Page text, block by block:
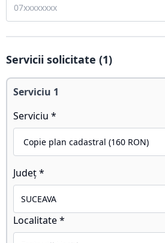
Servicii solicitate (1)
Serviciu 1
Serviciu *
Județ *
Localitate *